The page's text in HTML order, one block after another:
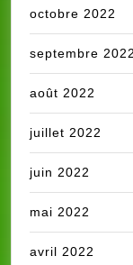
octobre 2022
septembre 2022
août 2022
juillet 2022
juin 2022
mai 2022
avril 2022